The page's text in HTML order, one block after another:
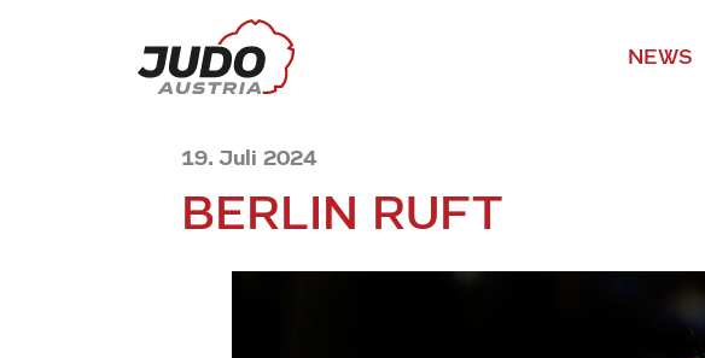
NEWS
19. Juli 2024
BERLIN RUFT